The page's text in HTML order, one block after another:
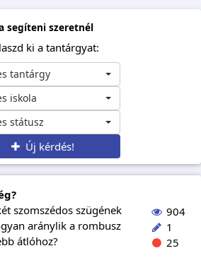
segíteni szeretnél
ki a tantárgyat:
tantárgy
iskola
státusz
Új kérdés!
szomszédos szügének
aránylik a rombusz
átlóhoz?
904
1
25